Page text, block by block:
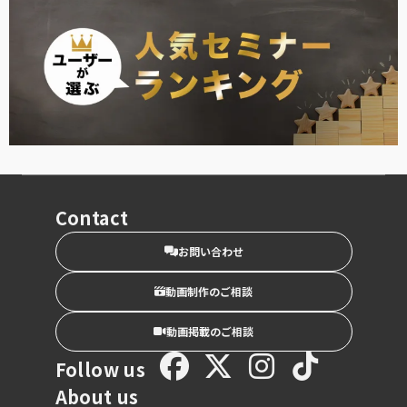
Contact
お問い合わせ
動画制作のご相談
動画掲載のご相談
Follow us
About us